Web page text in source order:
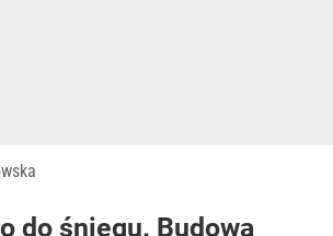
do śniegu. Budowa